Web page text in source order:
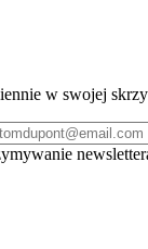
w swojej